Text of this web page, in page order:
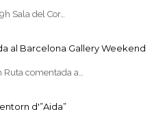
Sala del Cor…
al Barcelona Gallery Weekend
Ruta comentada a…
d'”Aida”